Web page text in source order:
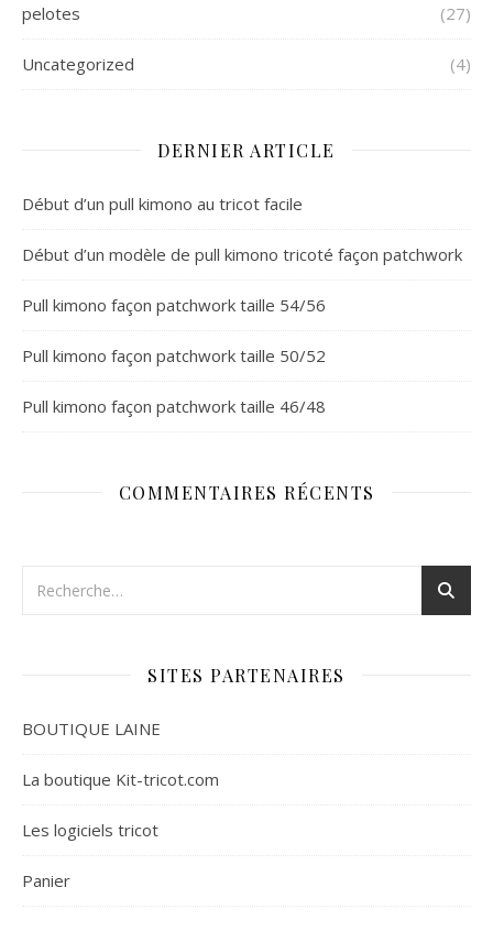
pelotes (27)
Uncategorized (4)
DERNIER ARTICLE
Début d’un pull kimono au tricot facile
Début d’un modèle de pull kimono tricoté façon patchwork
Pull kimono façon patchwork taille 54/56
Pull kimono façon patchwork taille 50/52
Pull kimono façon patchwork taille 46/48
COMMENTAIRES RÉCENTS
SITES PARTENAIRES
BOUTIQUE LAINE
La boutique Kit-tricot.com
Les logiciels tricot
Panier